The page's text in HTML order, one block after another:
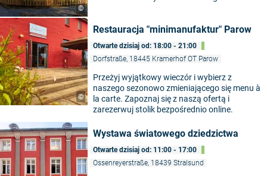
©
©
Restauracja "minimanufaktur" Parow
Otwarte dzisiaj od: 18:00 - 21:00
Dorfstraße, 18445 Kramerhof OT Parow
Przeżyj wyjątkowy wieczór i wybierz z
naszego sezonowo zmieniającego się menu à
la carte. Zapoznaj się z naszą ofertą i
zarezerwuj stolik bezpośrednio online.
Wystawa światowego dziedzictwa
Otwarte dzisiaj od: 11:00 - 17:00
Ossenreyerstraße, 18439 Stralsund